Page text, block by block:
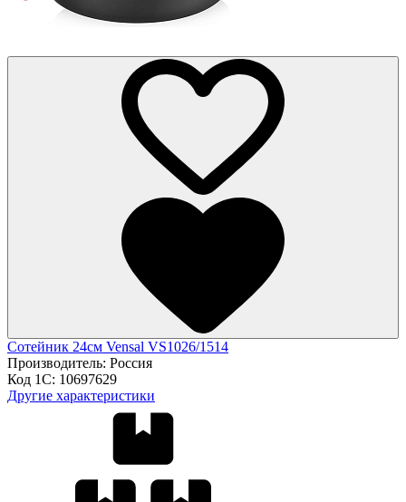
Сотейник 24см Vensal VS1026/1514
Производитель: Россия
Код 1С: 10697629
Другие характеристики